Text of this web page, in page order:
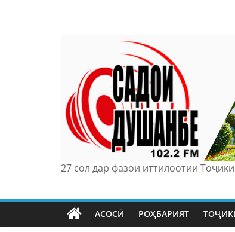
27 сол дар фазои иттилоотии
АСОСӢ РОҲБАРИЯТ